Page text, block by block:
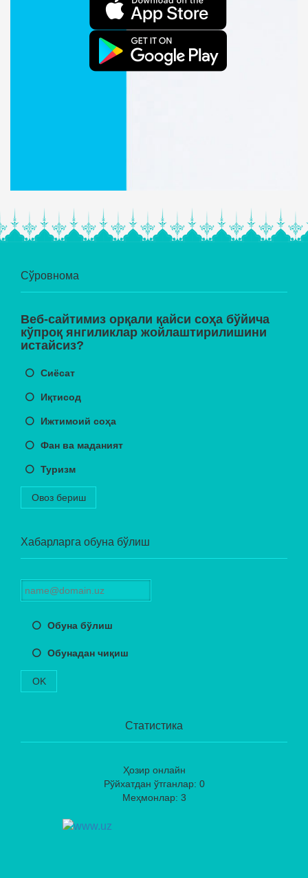
Сўровнома
Веб-сайтимиз орқали қайси соҳа бўйича
кўпроқ янгиликлар жойлаштирилишини
истайсиз?
Сиёсат
Иқтисод
Ижтимоий соҳа
Фан ва маданият
Туризм
Овоз бериш
Хабарларга обуна бўлиш
Обуна бўлиш
Обунадан чиқиш
OK
Статистика
Ҳозир онлайн
Рўйхатдан ўтганлар: 0
Меҳмонлар: 3